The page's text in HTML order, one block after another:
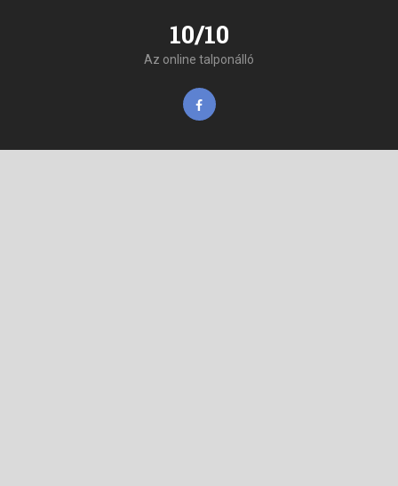
10/10
Az online talponálló